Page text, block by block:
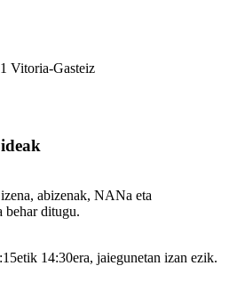
Vitoria-Gasteiz
abizenak, NANa eta
behar ditugu.
14:30era, jaiegunetan izan ezik.